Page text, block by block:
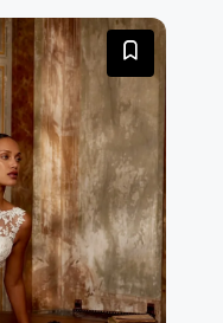
microperline, perle
elegante e
uno spacco laterale
arrotondato
Chiusura con zip
è sostenuto
lo strato di tulle